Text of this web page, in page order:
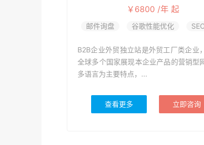
￥6800 /年 起
邮件询盘 谷歌性能优化
B2B企业外贸独立站是外贸工厂类企业
全球多个国家展现本企业产品的营销型
多语言为主要特点，...
查看更多 立即咨询